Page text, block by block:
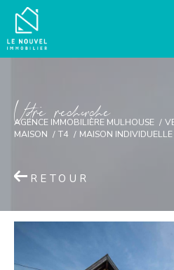
Vore recece
AGENCE IMMOBILIÈRE MULHOUSE
MAISON
T4 MAISON
RETOUR